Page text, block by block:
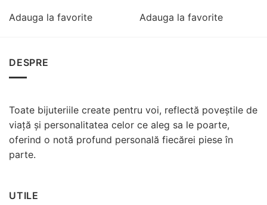
Adauga la favorite Adauga la favorite
DESPRE
Toate bijuteriile create pentru voi, reflectă poveștile de
viață și personalitatea celor ce aleg sa le poarte,
oferind o notă profund personală fiecărei piese în
parte.
UTILE